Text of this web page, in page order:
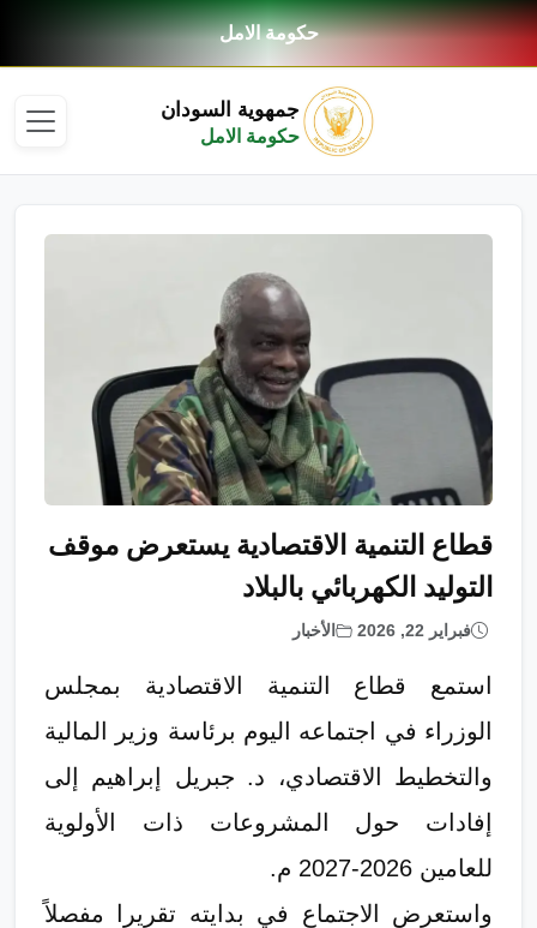
حكومة الامل
جمهوية السودان
حكومة الامل
قطاع التنمية الاقتصادية يستعرض موقف
التوليد الكهربائي بالبلاد
فبراير 22, 2026 الأخبار
​استمع قطاع التنمية الاقتصادية بمجلس
الوزراء في اجتماعه اليوم برئاسة وزير المالية
والتخطيط الاقتصادي، د. جبريل إبراهيم إلى
إفادات حول المشروعات ذات الأولوية
للعامين 2026-2027 م.
واستعرض الاجتماع في بدايته تقريرا مفصلاً